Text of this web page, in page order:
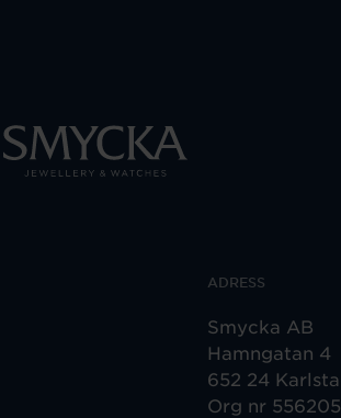
ADRESS
Smycka AB
Hamngatan 4
652 24
Org nr